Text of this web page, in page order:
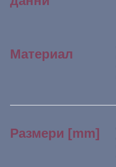
Материал
Размери [mm]